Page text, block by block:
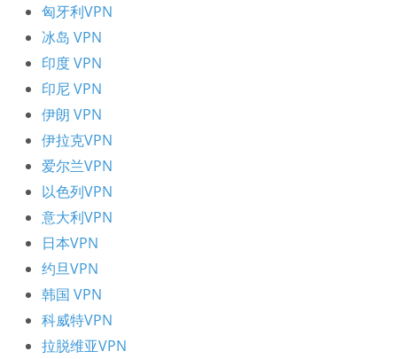
匈牙利VPN
冰岛 VPN
印度 VPN
印尼 VPN
伊朗 VPN
伊拉克VPN
爱尔兰VPN
以色列VPN
意大利VPN
日本VPN
约旦VPN
韩国 VPN
科威特VPN
拉脱维亚VPN